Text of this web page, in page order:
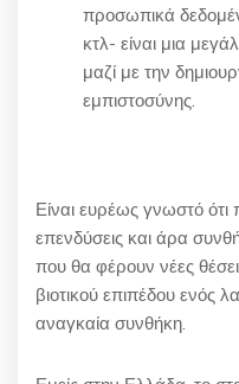
προσωπικά
κτλ- είναι μια
μαζί με την
εμπιστοσύνης.
Είναι ευρέως γνωστό
επενδύσεις και άρα
που θα φέρουν νέες
βιοτικού επιπέδου ενός
αναγκαία συνθήκη.